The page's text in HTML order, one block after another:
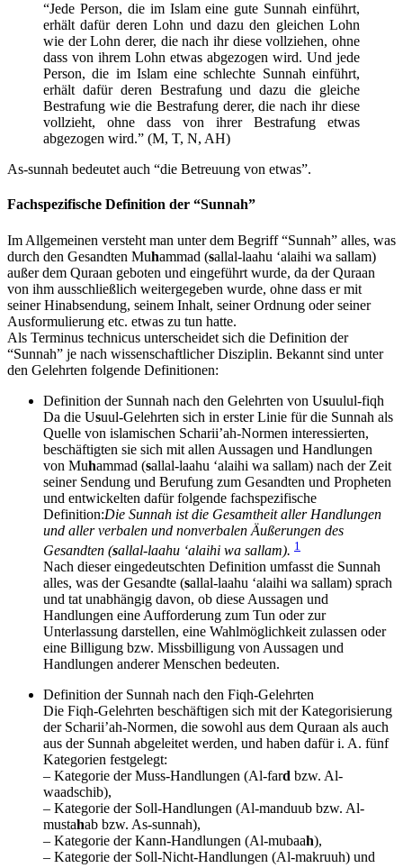
“Jede Person, die im Islam eine gute Sunnah einführt,
erhält dafür deren Lohn und dazu den gleichen Lohn
wie der Lohn derer, die nach ihr diese vollziehen, ohne
dass von ihrem Lohn etwas abgezogen wird. Und jede
Person, die im Islam eine schlechte Sunnah einführt,
erhält dafür deren Bestrafung und dazu die gleiche
Bestrafung wie die Bestrafung derer, die nach ihr diese
vollzieht, ohne dass von ihrer Bestrafung etwas
abgezogen wird.” (M, T, N, AH)
As-sunnah bedeutet auch “die Betreuung von etwas”.
Fachspezifische Definition der “Sunnah”
Im Allgemeinen versteht man unter dem Begriff “Sunnah” alles, was
durch den Gesandten Muhammad (sallal-laahu ‘alaihi wa sallam)
außer dem Quraan geboten und eingeführt wurde, da der Quraan
von ihm ausschließlich weitergegeben wurde, ohne dass er mit
seiner Hinabsendung, seinem Inhalt, seiner Ordnung oder seiner
Ausformulierung etc. etwas zu tun hatte.
Als Terminus technicus unterscheidet sich die Definition der
“Sunnah” je nach wissenschaftlicher Disziplin. Bekannt sind unter
den Gelehrten folgende Definitionen:
Definition der Sunnah nach den Gelehrten von Usuulul-fiqh
Da die Usuul-Gelehrten sich in erster Linie für die Sunnah als
Quelle von islamischen Scharii’ah-Normen interessierten,
beschäftigten sie sich mit allen Aussagen und Handlungen
von Muhammad (sallal-laahu ‘alaihi wa sallam) nach der Zeit
seiner Sendung und Berufung zum Gesandten und Propheten
und entwickelten dafür folgende fachspezifische
Definition:Die Sunnah ist die Gesamtheit aller Handlungen
und aller verbalen und nonverbalen Äußerungen des
Gesandten (sallal-laahu ‘alaihi wa sallam). 1
Nach dieser eingedeutschten Definition umfasst die Sunnah
alles, was der Gesandte (sallal-laahu ‘alaihi wa sallam) sprach
und tat unabhängig davon, ob diese Aussagen und
Handlungen eine Aufforderung zum Tun oder zur
Unterlassung darstellen, eine Wahlmöglichkeit zulassen oder
eine Billigung bzw. Missbilligung von Aussagen und
Handlungen anderer Menschen bedeuten.
Definition der Sunnah nach den Fiqh-Gelehrten
Die Fiqh-Gelehrten beschäftigen sich mit der Kategorisierung
der Scharii’ah-Normen, die sowohl aus dem Quraan als auch
aus der Sunnah abgeleitet werden, und haben dafür i. A. fünf
Kategorien festgelegt:
– Kategorie der Muss-Handlungen (Al-fard bzw. Al-
waadschib),
– Kategorie der Soll-Handlungen (Al-manduub bzw. Al-
mustahab bzw. As-sunnah),
– Kategorie der Kann-Handlungen (Al-mubaah),
– Kategorie der Soll-Nicht-Handlungen (Al-makruuh) und